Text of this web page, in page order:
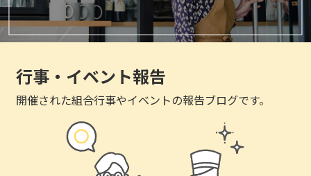
行事・イベント報告
開催された組合行事やイベントの報告ブログです。